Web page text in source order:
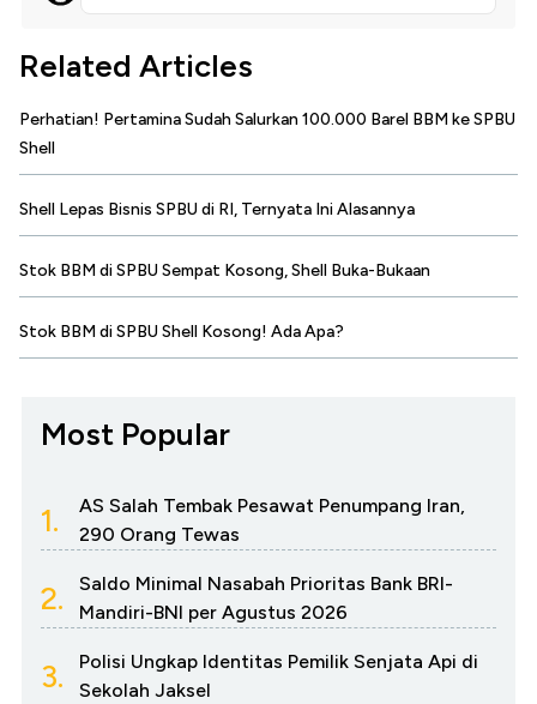
Related Articles
Perhatian! Pertamina Sudah Salurkan 100.000 Barel BBM ke SPBU
Shell
Shell Lepas Bisnis SPBU di RI, Ternyata Ini Alasannya
Stok BBM di SPBU Sempat Kosong, Shell Buka-Bukaan
Stok BBM di SPBU Shell Kosong! Ada Apa?
Most Popular
1.
AS Salah Tembak Pesawat Penumpang Iran,
290 Orang Tewas
2.
Saldo Minimal Nasabah Prioritas Bank BRI-
Mandiri-BNI per Agustus 2026
3.
Polisi Ungkap Identitas Pemilik Senjata Api di
Sekolah Jaksel